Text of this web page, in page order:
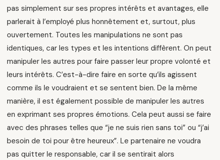
pas simplement sur ses propres intérêts et avantages, elle
parlerait à l’employé plus honnêtement et, surtout, plus
ouvertement. Toutes les manipulations ne sont pas
identiques, car les types et les intentions diffèrent. On peut
manipuler les autres pour faire passer leur propre volonté et
leurs intérêts. C’est-à-dire faire en sorte qu’ils agissent
comme ils le voudraient et se sentent bien. De la même
manière, il est également possible de manipuler les autres
en exprimant ses propres émotions. Cela peut aussi se faire
avec des phrases telles que “je ne suis rien sans toi” ou “j’ai
besoin de toi pour être heureux”. Le partenaire ne voudra
pas quitter le responsable, car il se sentirait alors